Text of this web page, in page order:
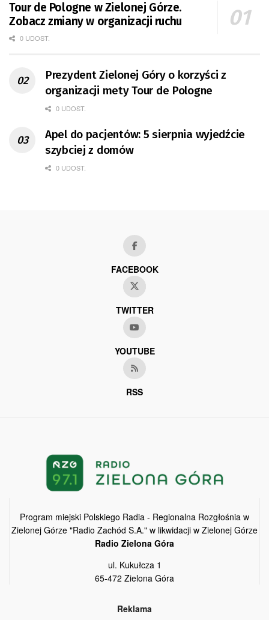
Tour de Pologne w Zielonej Górze.
Zobacz zmiany w organizacji ruchu
0 UDOST.
Prezydent Zielonej Góry o korzyści z
organizacji mety Tour de Pologne
0 UDOST.
Apel do pacjentów: 5 sierpnia wyjedźcie
szybciej z domów
0 UDOST.
FACEBOOK
TWITTER
YOUTUBE
RSS
Program miejski Polskiego Radia - Regionalna Rozgłośnia w
Zielonej Górze "Radio Zachód S.A." w likwidacji w Zielonej Górze
Radio Zielona Góra
ul. Kukułcza 1
65-472 Zielona Góra
Reklama